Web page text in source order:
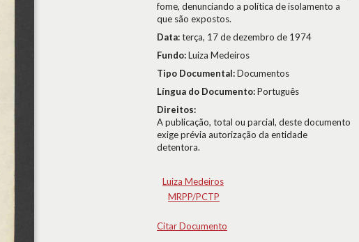
fome, denunciando a política de isolamento a
que são expostos.
Data:terça, 17 de dezembro de 1974
Fundo:Luiza Medeiros
Tipo Documental:Documentos
Língua do Documento:Português
Direitos:
A publicação, total ou parcial, deste documento
exige prévia autorização da entidade
detentora.
Luiza Medeiros
MRPP/PCTP
Citar Documento